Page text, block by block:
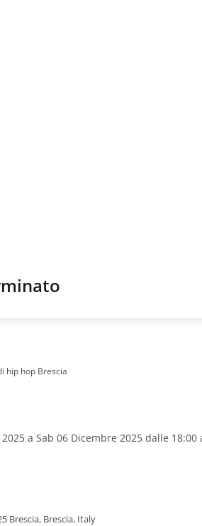
hip hop Brescia
a Sab 06 Dicembre 2025 dalle 18:00
Brescia, Brescia, Italy